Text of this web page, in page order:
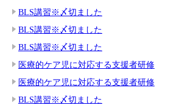
BLS講習※〆切ました
BLS講習※〆切ました
BLS講習※〆切ました
医療的ケア児に対応する支援者研修
医療的ケア児に対応する支援者研修
BLS講習※〆切ました